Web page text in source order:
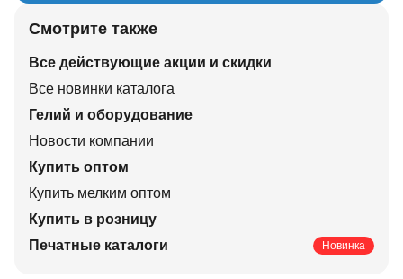
Смотрите также
Все действующие акции и скидки
Все новинки каталога
Гелий и оборудование
Новости компании
Купить оптом
Купить мелким оптом
Купить в розницу
Печатные каталоги
Новинка